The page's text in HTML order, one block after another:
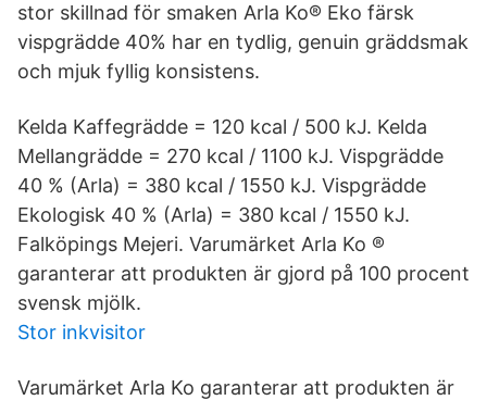
stor skillnad för smaken Arla Ko® Eko färsk
vispgrädde 40% har en tydlig, genuin gräddsmak
och mjuk fyllig konsistens.
Kelda Kaffegrädde = 120 kcal / 500 kJ. Kelda
Mellangrädde = 270 kcal / 1100 kJ. Vispgrädde
40 % (Arla) = 380 kcal / 1550 kJ. Vispgrädde
Ekologisk 40 % (Arla) = 380 kcal / 1550 kJ.
Falköpings Mejeri. Varumärket Arla Ko ®
garanterar att produkten är gjord på 100 procent
svensk mjölk.
Stor inkvisitor
Varumärket Arla Ko garanterar att produkten är